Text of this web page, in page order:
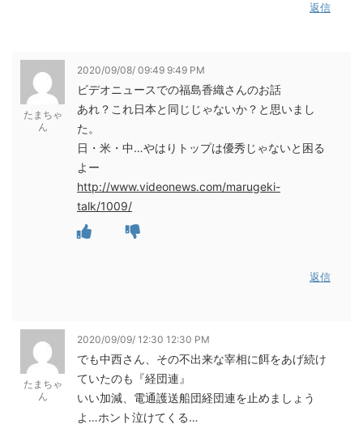
返信
たまちゃ
ん
2020/09/08/ 09:49 9:49 PM
ビデオニュースでの福島香織さんのお話
あれ？これ日本と同じじゃないか？と思いまし
た。
日・米・中…やはりトップは優秀じゃないと困る
よー
http://www.videonews.com/marugeki-
talk/1009/
返信
たまちゃ
ん
2020/09/09/ 12:30 12:30 PM
でも中西さん、その不出来な宰相に餌をあげ続け
ていたのも『経団連』
いい加減、電通護送船団経団連を止めましょう
よ…ホント泣けてくる…